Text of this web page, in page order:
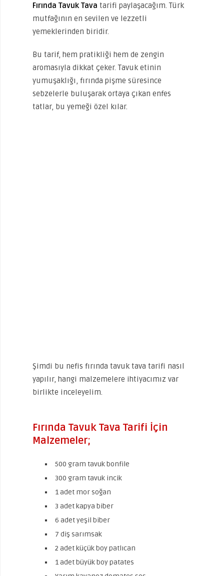
Fırında Tavuk Tava tarifi paylaşacağım. Türk
mutfağının en sevilen ve lezzetli
yemeklerinden biridir.
Bu tarif, hem pratikliği hem de zengin
aromasıyla dikkat çeker. Tavuk etinin
yumuşaklığı, fırında pişme süresince
sebzelerle buluşarak ortaya çıkan enfes
tatlar, bu yemeği özel kılar.
Şimdi bu nefis fırında tavuk tava tarifi nasıl
yapılır, hangi malzemelere ihtiyacımız var
birlikte inceleyelim.
Fırında Tavuk Tava Tarifi İçin
Malzemeler;
500 gram tavuk bonfile
300 gram tavuk incik
1 adet mor soğan
3 adet kapya biber
6 adet yeşil biber
7 diş sarımsak
2 adet küçük boy patlıcan
1 adet büyük boy patates